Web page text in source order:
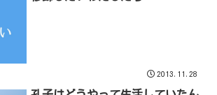
2013.11.28